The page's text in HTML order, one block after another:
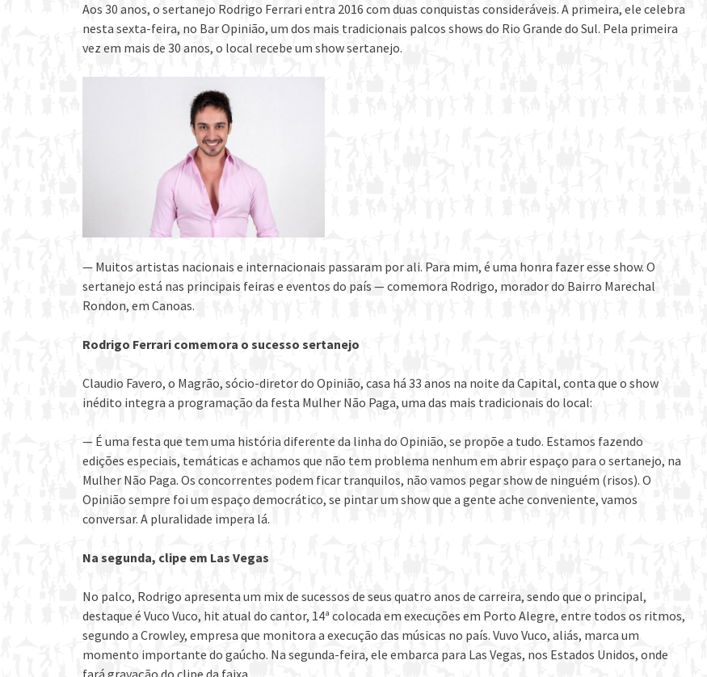
Aos 30 anos, o sertanejo Rodrigo Ferrari entra 2016 com duas conquistas consideráveis. A primeira, ele celebra
nesta sexta-feira, no Bar Opinião, um dos mais tradicionais palcos shows do Rio Grande do Sul. Pela primeira
vez em mais de 30 anos, o local recebe um show sertanejo.
— Muitos artistas nacionais e internacionais passaram por ali. Para mim, é uma honra fazer esse show. O
sertanejo está nas principais feiras e eventos do país — comemora Rodrigo, morador do Bairro Marechal
Rondon, em Canoas.
Rodrigo Ferrari comemora o sucesso sertanejo
Claudio Favero, o Magrão, sócio-diretor do Opinião, casa há 33 anos na noite da Capital, conta que o show
inédito integra a programação da festa Mulher Não Paga, uma das mais tradicionais do local:
— É uma festa que tem uma história diferente da linha do Opinião, se propõe a tudo. Estamos fazendo
edições especiais, temáticas e achamos que não tem problema nenhum em abrir espaço para o sertanejo, na
Mulher Não Paga. Os concorrentes podem ficar tranquilos, não vamos pegar show de ninguém (risos). O
Opinião sempre foi um espaço democrático, se pintar um show que a gente ache conveniente, vamos
conversar. A pluralidade impera lá.
Na segunda, clipe em Las Vegas
No palco, Rodrigo apresenta um mix de sucessos de seus quatro anos de carreira, sendo que o principal,
destaque é Vuco Vuco, hit atual do cantor, 14ª colocada em execuções em Porto Alegre, entre todos os ritmos,
segundo a Crowley, empresa que monitora a execução das músicas no país. Vuvo Vuco, aliás, marca um
momento importante do gaúcho. Na segunda-feira, ele embarca para Las Vegas, nos Estados Unidos, onde